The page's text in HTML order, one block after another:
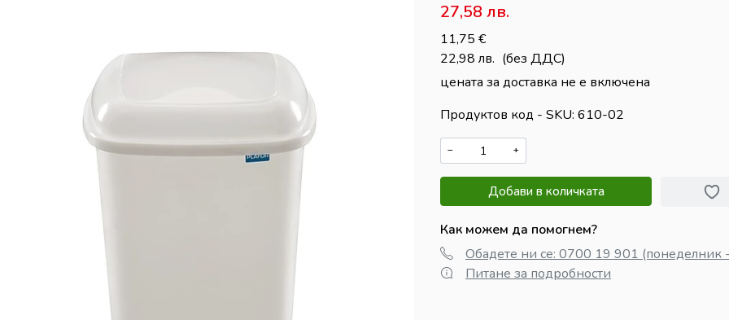
27,58 лв.
11,75 €
22,98 лв. (без ДДС)
цената за доставка не е включена
Продуктов код - SKU 610-02
− +
Добави в количката
Как можем да помогнем?
Обадете ни се: 0700 19 901 (понеделник
Питане за подробности